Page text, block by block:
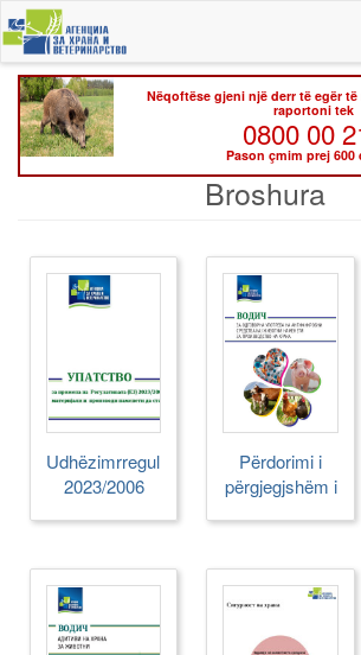
Skip
to
main
content
Nëqoftëse gjeni një derr të egër
raportoni tek
0800 00
Pason çmim prej 600
Broshura
Udhëzimrregullore
2023/2006
Përdorimi i
përgjegjshëm i